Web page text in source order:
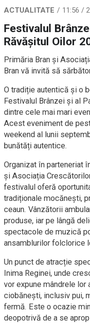
ACTUALITATE 11:56 /
Festivalul
Răvășitul Oilor
Primăria Bran și
Bran vă invită să
O tradiție autentică și o
Festivalul Brânzei și al
dintre cele mai mari
Acest eveniment de
weekend al lunii
bunătăți autentice.
Organizat în parteneriat
și Asociația
festivalul oferă
tradiționale mocănești,
ceaun. Vânzătorii
produse, iar pe lângă
spectacole de muzică
ansamblurilor folclorice
Un punct de atracție
Inima Reginei, unde
vor expune mândrele
ciobănești, inclusiv pui,
fermă. Este o ocazie
deopotrivă de a se